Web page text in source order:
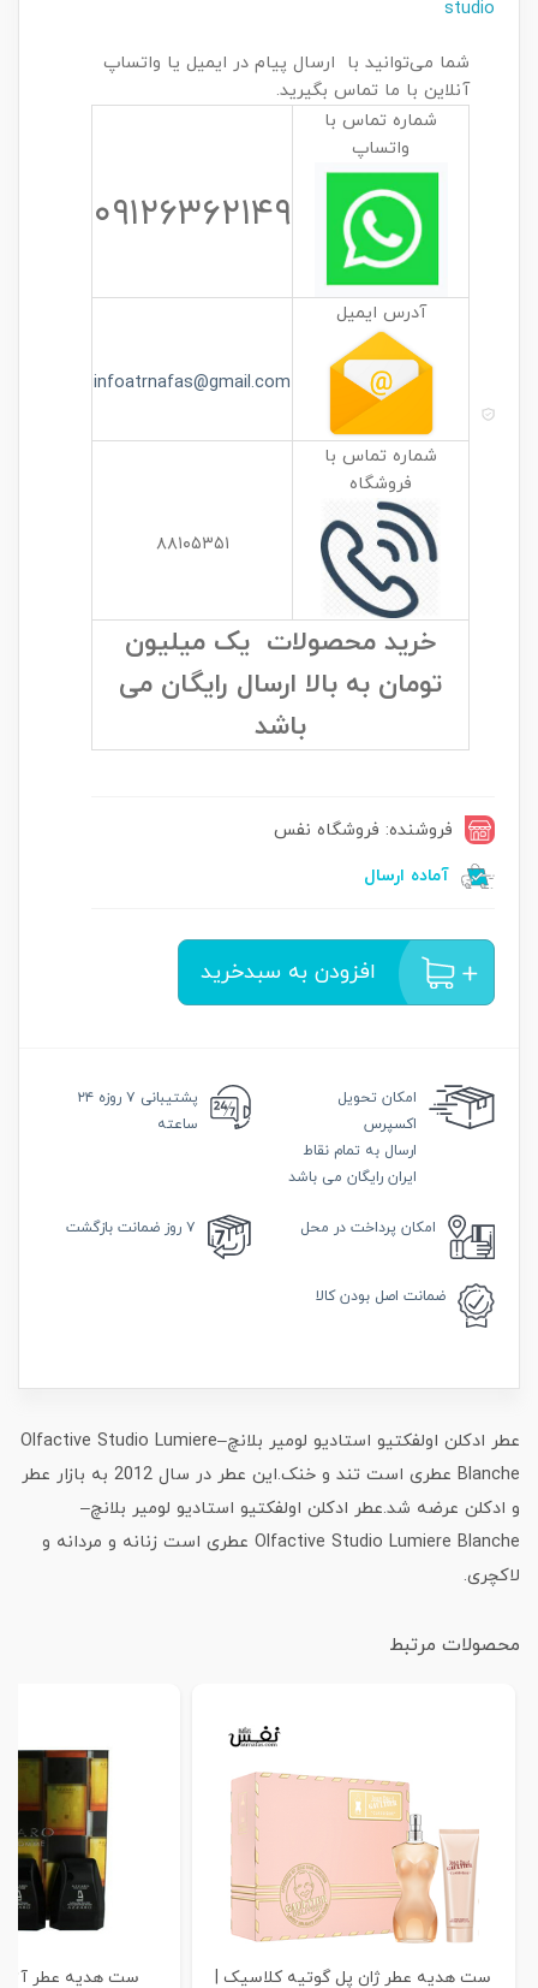
studio
شما می‌توانید با ارسال پیام در ایمیل یا واتساپ
آنلاین با ما تماس بگیرید.
شماره تماس با
واتساپ
۰۹۱۲۶۳۶۲۱۴۹
آدرس ایمیل
infoatrnafas@gmail.com
شماره تماس با
فروشگاه
۸۸۱۰۵۳۵۱
خرید محصولات یک میلیون
تومان به بالا ارسال رایگان می
باشد
فروشنده: فروشگاه نفس
آماده ارسال
افزودن به سبدخرید
امکان تحویل
اکسپرس
ارسال به تمام نقاط
ایران رایگان می باشد
پشتیبانی
۷ روزه ۲۴
ساعته
امکان پرداخت در محل ۷ روز ضمانت بازگشت
ضمانت اصل بودن کالا
عطر ادکلن اولفکتیو استادیو لومیر بلانچ–Olfactive Studio Lumiere
Blanche عطری است تند و خنک.این عطر در سال 2012 به بازار عطر
و ادکلن عرضه شد.عطر ادکلن اولفکتیو استادیو لومیر بلانچ–
Olfactive Studio Lumiere Blanche عطری است زنانه و مردانه و
لاکچری.
محصولات مرتبط
ست هدیه عطر ژان پل گوتیه کلاسیک |